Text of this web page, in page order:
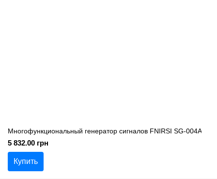
Многофункциональный генератор сигналов FNIRSI SG-004A
5 832.00 грн
Купить